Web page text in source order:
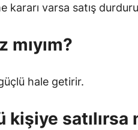
kararı varsa satış
mıyım?
hale getirir.
kişiye satılırsa